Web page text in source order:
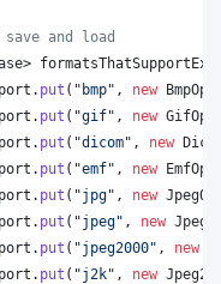
and load
>
. put ( "bmp" , new
. put ( "gif" , new
. put ( "dicom" , new
. put ( "emf" , new
. put ( "jpg" , new
. put ( "jpeg" , new
. put ( "jpeg2000" , new
. put ( "j2k" , new